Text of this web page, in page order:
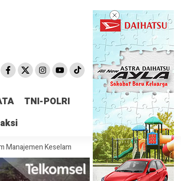
TNI-POLRI
Keselamatan Resiliensi Garuda Diuji, Singapura